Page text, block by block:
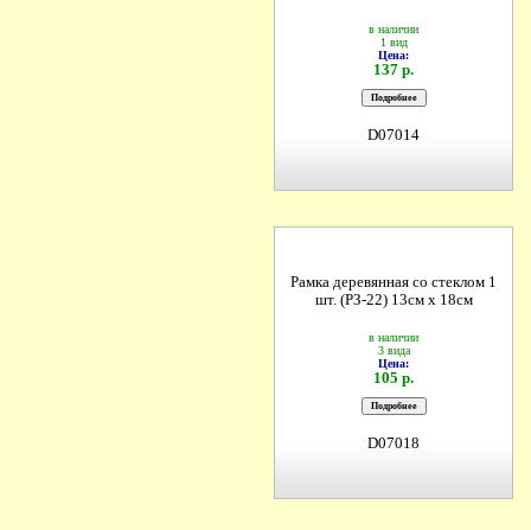
в наличии
1 вид
Цена:
137 р.
D07014
Рамка деревянная со стеклом 1
шт. (РЗ-22) 13см х 18см
в наличии
3 вида
Цена:
105 р.
D07018